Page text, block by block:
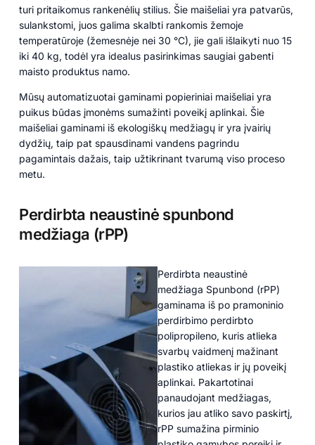
turi pritaikomus rankenėlių stilius. Šie maišeliai yra patvarūs,
sulankstomi, juos galima skalbti rankomis žemoje
temperatūroje (žemesnėje nei 30 °C), jie gali išlaikyti nuo 15
iki 40 kg, todėl yra idealus pasirinkimas saugiai gabenti
maisto produktus namo.
Mūsų automatizuotai gaminami popieriniai maišeliai yra
puikus būdas įmonėms sumažinti poveikį aplinkai. Šie
maišeliai gaminami iš ekologiškų medžiagų ir yra įvairių
dydžių, taip pat spausdinami vandens pagrindu
pagamintais dažais, taip užtikrinant tvarumą viso proceso
metu.
Perdirbta neaustinė spunbond
medžiaga (rPP)
Perdirbta neaustinė
medžiaga Spunbond (rPP)
gaminama iš po pramoninio
perdirbimo perdirbto
polipropileno, kuris atlieka
svarbų vaidmenį mažinant
plastiko atliekas ir jų poveikį
aplinkai. Pakartotinai
panaudojant medžiagas,
kurios jau atliko savo paskirtį,
rPP sumažina pirminio